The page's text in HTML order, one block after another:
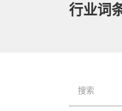
行业词